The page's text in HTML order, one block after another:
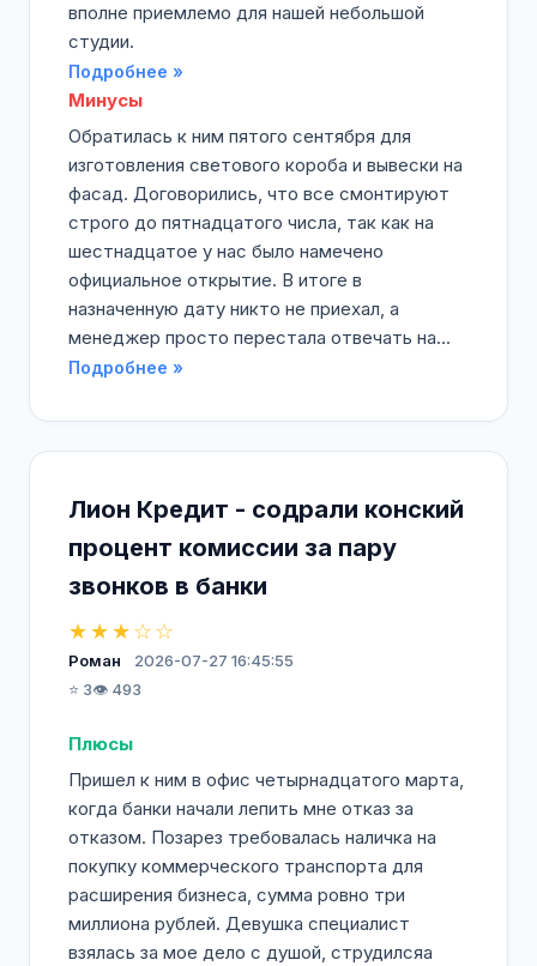
вполне приемлемо для нашей небольшой
студии.
Подробнее »
Минусы
Обратилась к ним пятого сентября для
изготовления светового короба и вывески на
фасад. Договорились, что все смонтируют
строго до пятнадцатого числа, так как на
шестнадцатое у нас было намечено
официальное открытие. В итоге в
назначенную дату никто не приехал, а
менеджер просто перестала отвечать на...
Подробнее »
Лион Кредит - содрали конский
процент комиссии за пару
звонков в банки
★★★☆☆
Роман
2026-07-27 16:45:55
⭐ 3👁️ 493
Плюсы
Пришел к ним в офис четырнадцатого марта,
когда банки начали лепить мне отказ за
отказом. Позарез требовалась наличка на
покупку коммерческого транспорта для
расширения бизнеса, сумма ровно три
миллиона рублей. Девушка специалист
взялась за мое дело с душой, струдилсяа